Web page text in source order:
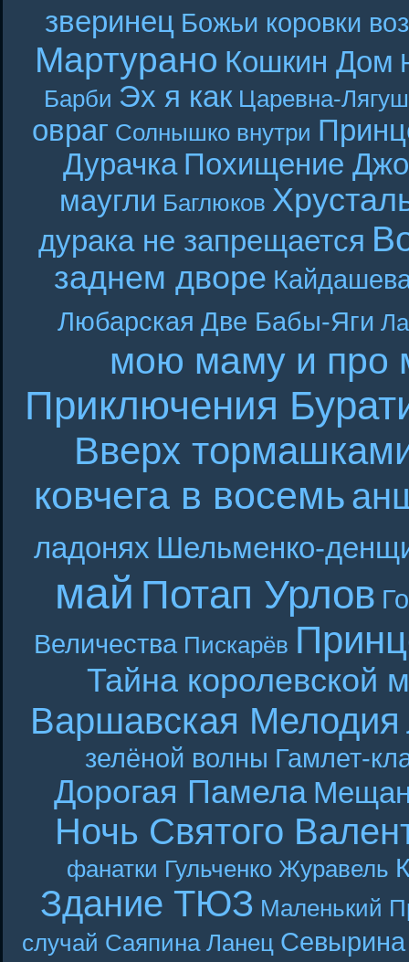
зверинец Божьи коровки
Мартурано Кошкин Дом
Барби Эх я как Царевна-
овраг Солнышко внутри
Дурачка Похищение
маугли Баглюков
дурака не запрещается
заднем дворе
Любарская Две Бабы-Яги
мою маму и про
Приключения
Вверх
ковчега в восемь
ладонях Шельменко-
май Потап Урлов
Величества Пискарёв
Тайна королевской
Варшавская Мелодия
зелёной волны Гамлет-
Дорогая Памела
Ночь Святого
фанатки Гульченко Журавель
Здание ТЮЗ Маленький
случай Саяпина Ланец Севырина